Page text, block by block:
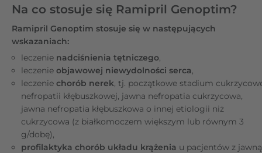
Na co stosuje się Ramipril Genoptim?
Ramipril Genoptim stosuje się w następujących
wskazaniach:
leczenie nadciśnienia tętniczego,
leczenie objawowej niewydolności serca,
leczenie chorób nerek, tj. początkowe stadium
nefropatii kłębuszkowej, jawna nefropatia cukrzycowa,
jawna nefropatia kłębuszkowa o innej etiologii niż
cukrzycowa (z białkomoczem większym lub równym 3
g/dobę),
profilaktyka chorób układu krążenia u pacjentów z jawną